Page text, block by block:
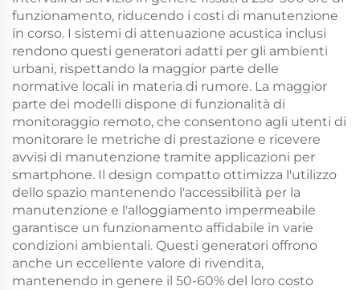
funzionamento, riducendo i costi di manutenzione
in corso. I sistemi di attenuazione acustica inclusi
rendono questi generatori adatti per gli ambienti
urbani, rispettando la maggior parte delle
normative locali in materia di rumore. La maggior
parte dei modelli dispone di funzionalità di
monitoraggio remoto, che consentono agli utenti di
monitorare le metriche di prestazione e ricevere
avvisi di manutenzione tramite applicazioni per
smartphone. Il design compatto ottimizza l'utilizzo
dello spazio mantenendo l'accessibilità per la
manutenzione e l'alloggiamento impermeabile
garantisce un funzionamento affidabile in varie
condizioni ambientali. Questi generatori offrono
anche un eccellente valore di rivendita,
mantenendo in genere il 50-60% del loro costo